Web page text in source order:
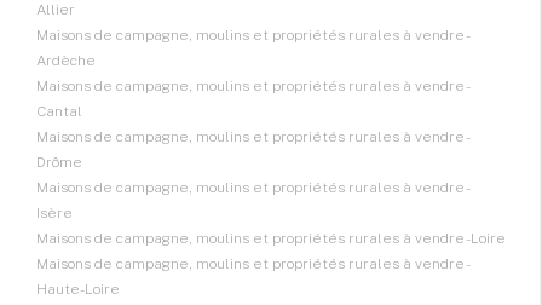
Allier
Maisons de campagne, moulins et propriétés rurales à vendre -
Ardèche
Maisons de campagne, moulins et propriétés rurales à vendre -
Cantal
Maisons de campagne, moulins et propriétés rurales à vendre -
Drôme
Maisons de campagne, moulins et propriétés rurales à vendre -
Isère
Maisons de campagne, moulins et propriétés rurales à vendre - Loire
Maisons de campagne, moulins et propriétés rurales à vendre -
Haute-Loire